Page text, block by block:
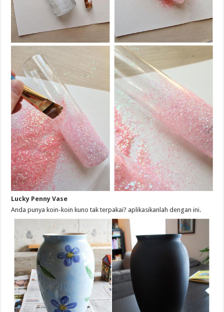
Lucky Penny Vase
Anda punya koin-koin kuno tak terpakai? aplikasikanlah dengan ini.